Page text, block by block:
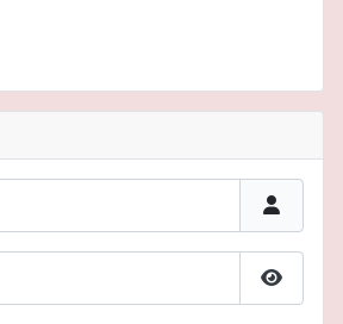
Show